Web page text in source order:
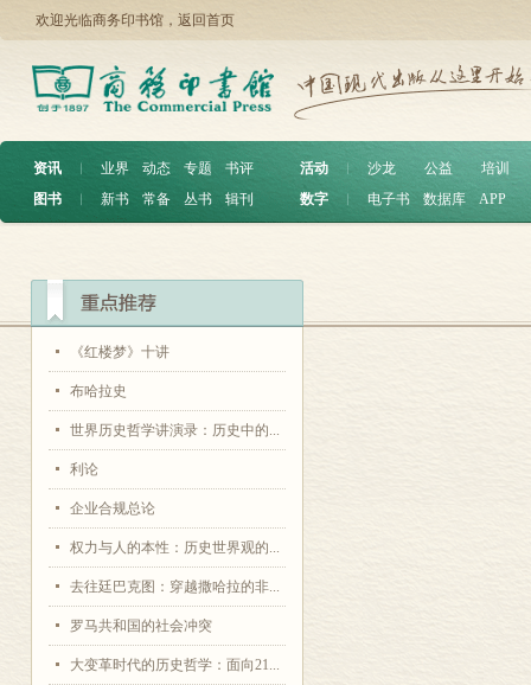
欢迎光临商务印书馆， 返回首页
资讯 ︱ 业界 动态 专题
书评
图书
︱ 新书 常备 丛书 辑刊
活动 沙龙 公益
培训
数字
电子书 数据库 APP
《红楼梦》十讲
布哈拉史
世界历史哲学讲演录：历史中的...
利论
企业合规总论
权力与人的本性：历史世界观的...
去往廷巴克图：穿越撒哈拉的非...
罗马共和国的社会冲突
大变革时代的历史哲学：面向21...